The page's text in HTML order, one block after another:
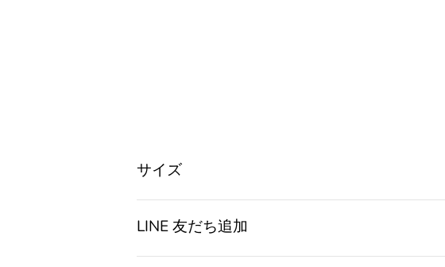
サイズ
LINE 友だち追加